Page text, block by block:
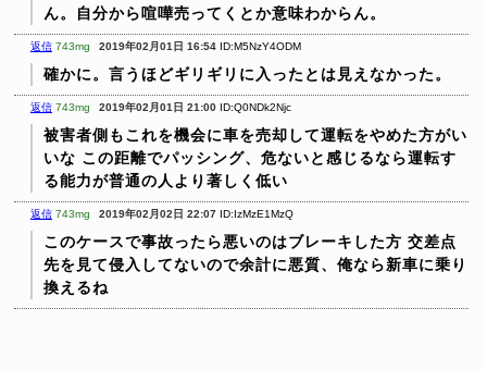
ん。自分から喧嘩売ってくとか意味わからん。
返信 743mg 2019年02月01日 16:54 ID:M5NzY4ODM
確かに。言うほどギリギリに入ったとは見えなかった。
返信 743mg 2019年02月01日 21:00 ID:Q0NDk2Njc
被害者側もこれを機会に車を売却して運転をやめた方がい
いな この距離でパッシング、危ないと感じるなら運転す
る能力が普通の人より著しく低い
返信 743mg 2019年02月02日 22:07 ID:IzMzE1MzQ
このケースで事故ったら悪いのはブレーキした方 交差点
先を見て侵入してないので余計に悪質、俺なら新車に乗り
換えるね